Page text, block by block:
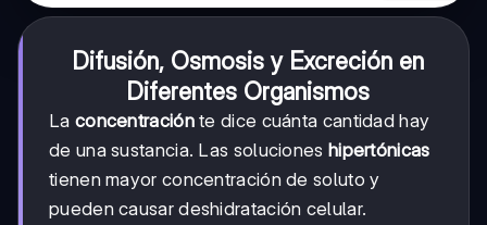
Difusión, Osmosis y Excreción en
Diferentes Organismos
La concentraciónte dice cuánta cantidad hay
de una sustancia. Las soluciones hipertónicas
tienen mayor concentración de soluto y
pueden causar deshidratación celular.